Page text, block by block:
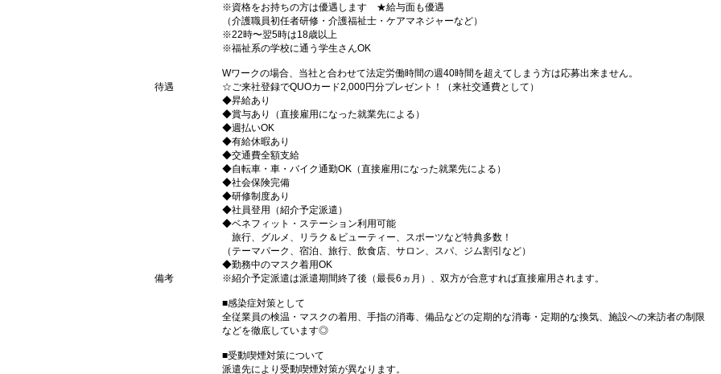
※資格をお持ちの方は優遇します ★給与面も優遇
（介護職員初任者研修・介護福祉士・ケアマネジャーなど）
※22時〜翌5時は18歳以上
※福祉系の学校に通う学生さんOK
Wワークの場合、当社と合わせて法定労働時間の週40時間を超えてしまう方は応募出来ません。
待遇
☆ご来社登録でQUOカード2,000円分プレゼント！（来社交通費として）
◆昇給あり
◆賞与あり（直接雇用になった就業先による）
◆週払いOK
◆有給休暇あり
◆交通費全額支給
◆自転車・車・バイク通勤OK（直接雇用になった就業先による）
◆社会保険完備
◆研修制度あり
◆社員登用（紹介予定派遣）
◆ベネフィット・ステーション利用可能
旅行、グルメ、リラク＆ビューティー、スポーツなど特典多数！
（テーマパーク、宿泊、旅行、飲食店、サロン、スパ、ジム割引など）
◆勤務中のマスク着用OK
備考
※紹介予定派遣は派遣期間終了後（最長6ヵ月）、双方が合意すれば直接雇用されます。
■感染症対策として
全従業員の検温・マスクの着用、手指の消毒、備品などの定期的な消毒・定期的な換気、施設への来訪者の制限
などを徹底しています◎
■受動喫煙対策について
派遣先により受動喫煙対策が異なります。